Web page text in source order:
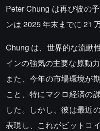
Peter Chung は再び彼の
ンは 2025 年末までに 21
Chung は、世界的な流動
インの強気の主要な原動
また、今年の市場環境が
こと、特にマクロ経済の
した。しかし、彼は最近
表現し、これがビットコ